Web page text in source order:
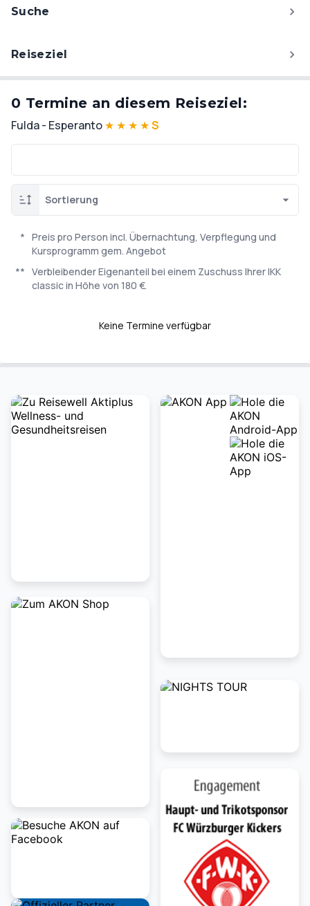
Suche
Reiseziel
0 Termine an diesem Reiseziel:
Fulda - Esperanto★ ★ ★ ★S
Sortierung
* Preis pro Person incl. Übernachtung, Verpflegung und
Kursprogramm gem. Angebot
** Verbleibender Eigenanteil bei einem Zuschuss Ihrer IKK
classic in Höhe von 180 €.
Keine Termine verfügbar